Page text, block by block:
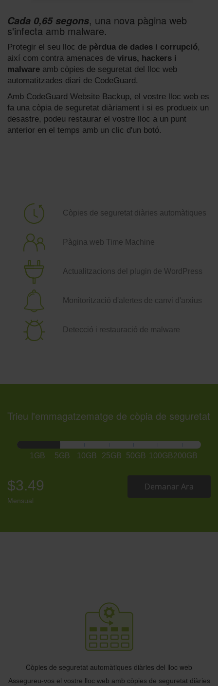
Cada 0,65 segons, una nova pàgina web
s'infecta amb malware.
Protegir el seu lloc de pèrdua de dades i corrupció,
així com contra amenaces de virus, hackers i
malware amb còpies de seguretat del lloc web
automatitzades diari de CodeGuard.
Amb CodeGuard Website Backup, el vostre lloc web es
fa una còpia de seguretat diàriament i si es produeix un
desastre, podeu restaurar el vostre lloc a un punt
anterior en el temps amb un clic d'un botó.
Còpies de seguretat diàries automàtiques
Pàgina web Time Machine
Actualitzacions del plugin de WordPress
Monitorització d'alertes de canvi d'arxius
Detecció i restauració de malware
Trieu l'emmagatzematge de còpia de seguretat
1GB 5GB 10GB 25GB 50GB 100GB200GB
$3.49
Mensual
Demanar Ara
Còpies de seguretat automàtiques diàries del lloc web
Assegureu-vos el vostre lloc web amb còpies de seguretat diàries